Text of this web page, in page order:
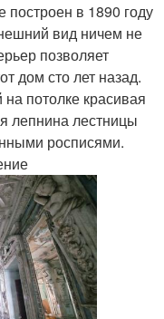
в 1890 году
вид ничем не
позволяет
дом сто лет назад.
потолке красивая
лепнина лестницы
росписями.